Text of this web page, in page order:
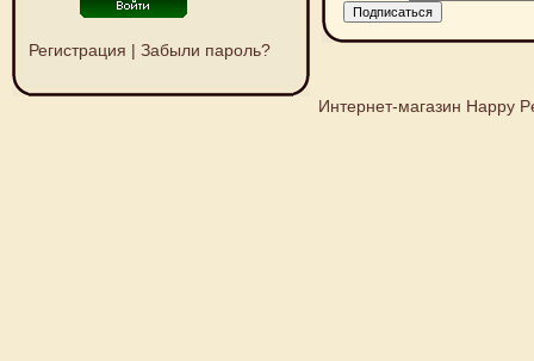
Регистрация | Забыли пароль?
Интернет-магазин Happy